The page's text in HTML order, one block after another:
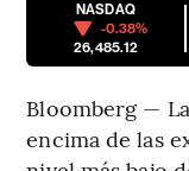
NASDAQ
-0.38%
26,485.12
Bloomberg —
encima de las